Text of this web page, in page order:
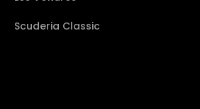
Scuderia Classic